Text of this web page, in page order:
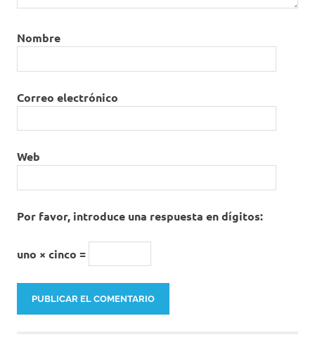
Nombre
Correo electrónico
Web
Por favor, introduce una respuesta en dígitos:
uno × cinco =